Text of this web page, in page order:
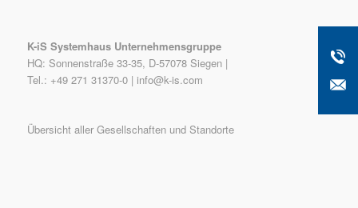
K-iS Systemhaus Unternehmensgruppe
HQ: Sonnenstraße 33-35, D-57078 Siegen |
Tel.: +49 271 31370-0 | info@k-is.com
Übersicht aller Gesellschaften und Standorte